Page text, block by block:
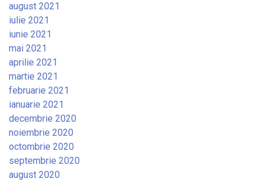
august 2021
iulie 2021
iunie 2021
mai 2021
aprilie 2021
martie 2021
februarie 2021
ianuarie 2021
decembrie 2020
noiembrie 2020
octombrie 2020
septembrie 2020
august 2020